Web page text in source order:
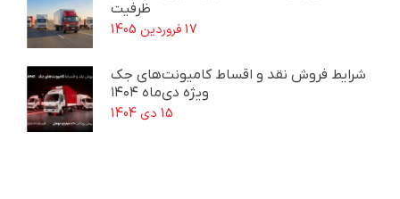
ظرفیت
17 فروردین 1405
شرایط فروش نقد و اقساط کامیونت‌های جک
ویژه دی‌ماه ۱۴۰۴
15 دی 1404